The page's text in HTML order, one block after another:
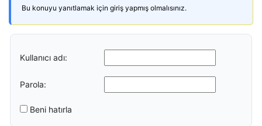
Bu konuyu yanıtlamak için giriş yapmış olmalısınız.
Kullanıcı adı:
Parola:
Beni hatırla